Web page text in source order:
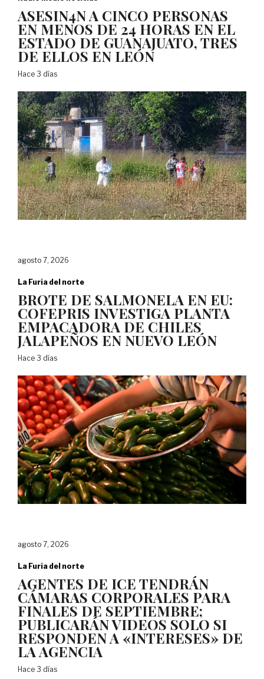
ASESIN4N A CINCO PERSONAS
EN MENOS DE 24 HORAS EN EL
ESTADO DE GUANAJUATO, TRES
DE ELLOS EN LEÓN
Hace 3 días
agosto 7, 2026
La Furia del norte
BROTE DE SALMONELA EN EU:
COFEPRIS INVESTIGA PLANTA
EMPACADORA DE CHILES
JALAPEÑOS EN NUEVO LEÓN
Hace 3 días
agosto 7, 2026
La Furia del norte
AGENTES DE ICE TENDRÁN
CÁMARAS CORPORALES PARA
FINALES DE SEPTIEMBRE;
PUBLICARÁN VIDEOS SOLO SI
RESPONDEN A «INTERESES» DE
LA AGENCIA
Hace 3 días